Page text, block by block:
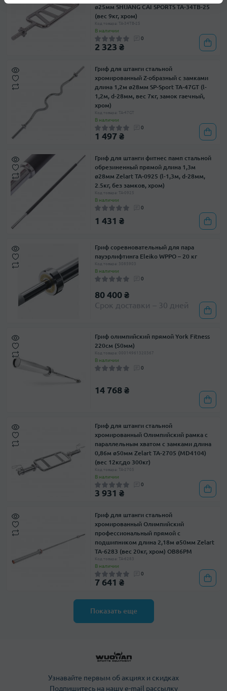
ø25мм SHUANG CAI SPORTS TA-34TB-25
(вес 9кг, хром)
Код товара: TA-34TB-25
В наличии
0
2 323 ₴
Гриф для штанги стальной
хромированный Z-образный с замками
длина 1,2м ø28мм SP-Sport TA-47GT (l-
1,2м, d-28мм, вес 7кг, замок гаечный,
хром)
Код товара: TA-47GT
В наличии
0
1 497 ₴
Гриф для штанги фитнес памп стальной
обрезиненный прямой длина 1,3м
ø28мм Zelart TA-0925 (l-1,3м, d-28мм,
2.5кг, без замков, хром)
Код товара: TA-0925
В наличии
0
1 431 ₴
Гриф соревновательный для пара
пауэрлифтинга Eleiko WPPO – 20 кг
Код товара: 3085903
В наличии
0
80 400 ₴
Срок доставки – 30 дней
Гриф олимпийский прямой York Fitness
220см (50мм)
Код товара: 00014961320367
В наличии
0
14 768 ₴
Гриф для штанги стальной
хромированный Олимпийский рамка с
параллельным хватом с замками длина
0,86м ø50мм Zelart TA-2705 (MD4104)
(вес 12кг,до 300кг)
Код товара: TA-2705
В наличии
0
3 931 ₴
Гриф для штанги стальной
хромированный Олимпийский
профессиональный прямой с
подшипником длина 2,18м ø50мм Zelart
TA-6283 (вес 20кг, хром) OB86PM
Код товара: TA-6283
В наличии
0
7 641 ₴
Показать еще
Узнавайте первым об акциях и скидках
Подпишитесь на нашу e-mail рассылку